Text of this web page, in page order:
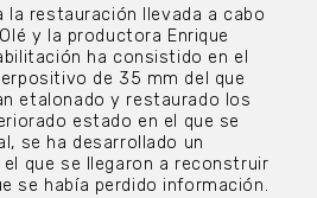
la restauración llevada a cabo
y la productora Enrique
ha consistido en el
de 35 mm del que
etalonado y restaurado los
estado en el que se
se ha desarrollado un
que se llegaron a reconstruir
se había perdido información.